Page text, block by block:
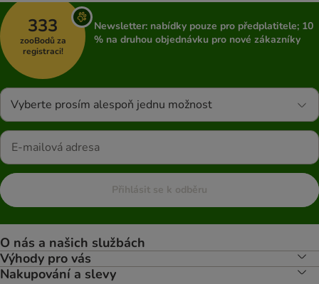
333
zooBodů za
registraci!
Newsletter: nabídky pouze pro předplatitele; 10
% na druhou objednávku pro nové zákazníky
Vyberte prosím alespoň jednu možnost
Přihlásit se k odběru
O nás a našich službách
Výhody pro vás
Nakupování a slevy